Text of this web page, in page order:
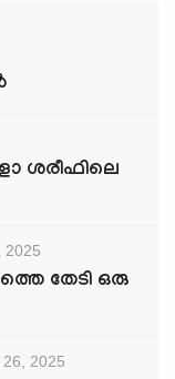
ശരീഫിലെ
2025
തേടി ഒരു
26, 2025